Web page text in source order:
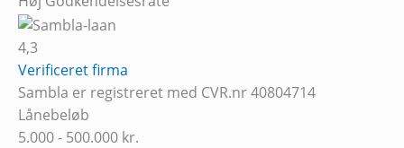
4,3
Verificeret firma
Sambla er registreret med CVR.nr 40804714
Lånebeløb
5.000 - 500.000 kr.